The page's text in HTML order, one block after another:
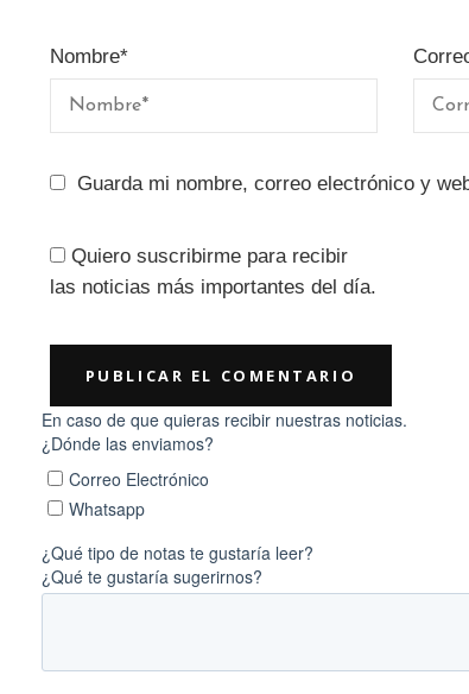
Nombre*
Guarda mi nombre, correo electrónico y
Quiero suscribirme para recibir
las noticias más importantes del día.